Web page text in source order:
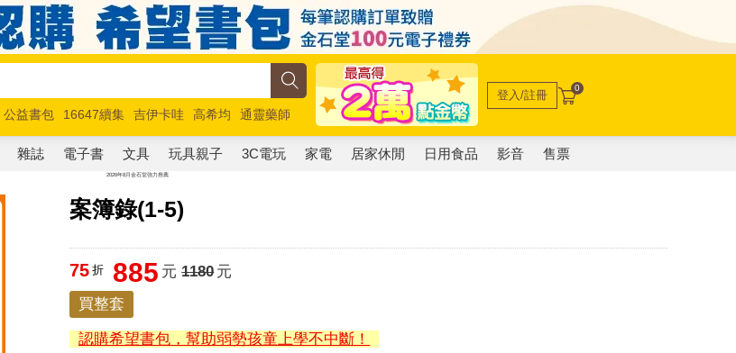
公益書包 16647續集 吉伊卡哇 高希均
通靈藥師
馬斯克 玩具總動員5 超慢跑
登入/註冊 0
雜誌 電子書 文具 玩具親子 3C電玩 家電 居家休閒 日用食品 影音 售票
案簿錄(1-5)
75 折 885 元 1180元
買整套
認購希望書包，幫助弱勢孩童上學不中斷！